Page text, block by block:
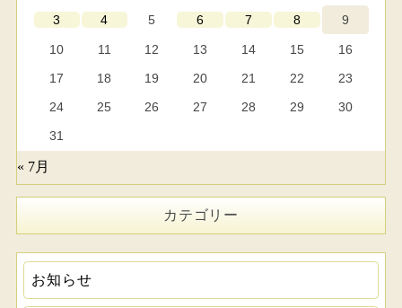
3 4 5 6 7 8 9
10 11 12 13 14 15
16
17
18 19 20 21 22
23
24
25 26 27 28 29
30
31
« 7月
カテゴリー
お知らせ